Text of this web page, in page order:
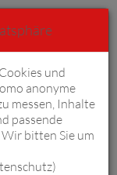
0
und
anonyme
messen, Inhalte
passende
bitten Sie um
)